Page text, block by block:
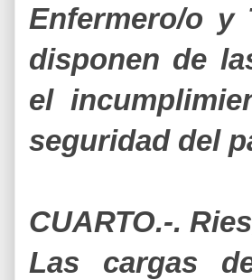
Enfermero/o y
disponen de
el
seguridad del
CUARTO.-.
Las cargas